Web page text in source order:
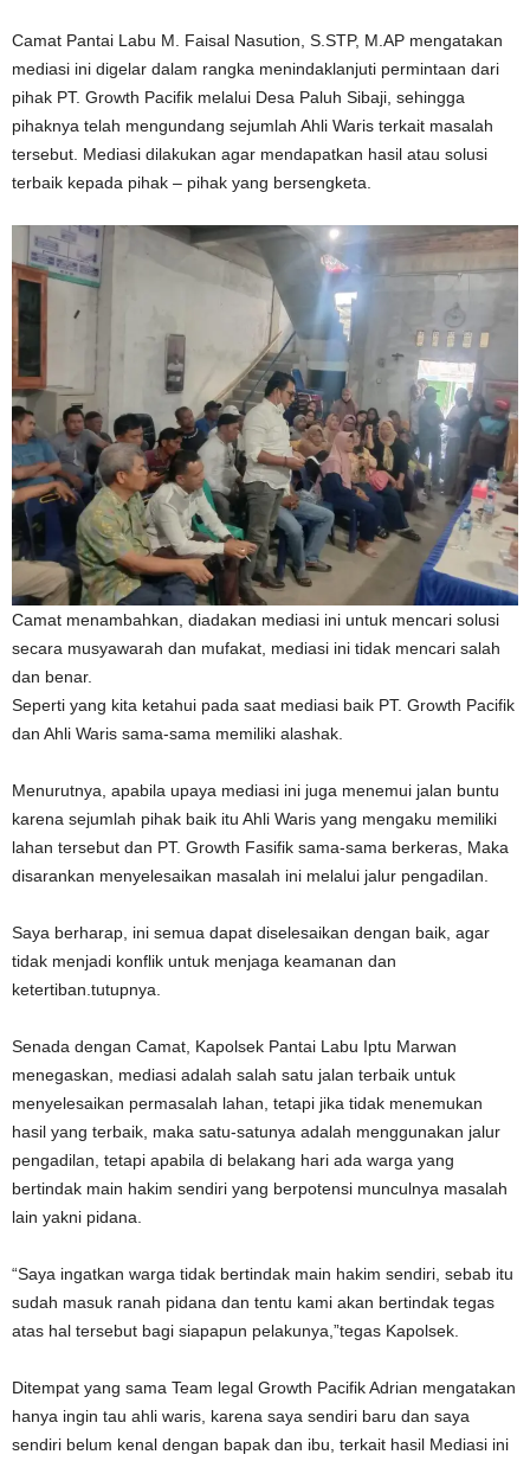
Camat Pantai Labu M. Faisal Nasution, S.STP, M.AP mengatakan
mediasi ini digelar dalam rangka menindaklanjuti permintaan dari
pihak PT. Growth Pacifik melalui Desa Paluh Sibaji, sehingga
pihaknya telah mengundang sejumlah Ahli Waris terkait masalah
tersebut. Mediasi dilakukan agar mendapatkan hasil atau solusi
terbaik kepada pihak – pihak yang bersengketa.
Camat menambahkan, diadakan mediasi ini untuk mencari solusi
secara musyawarah dan mufakat, mediasi ini tidak mencari salah
dan benar.
Seperti yang kita ketahui pada saat mediasi baik PT. Growth Pacifik
dan Ahli Waris sama-sama memiliki alashak.
Menurutnya, apabila upaya mediasi ini juga menemui jalan buntu
karena sejumlah pihak baik itu Ahli Waris yang mengaku memiliki
lahan tersebut dan PT. Growth Fasifik sama-sama berkeras, Maka
disarankan menyelesaikan masalah ini melalui jalur pengadilan.
Saya berharap, ini semua dapat diselesaikan dengan baik, agar
tidak menjadi konflik untuk menjaga keamanan dan
ketertiban.tutupnya.
Senada dengan Camat, Kapolsek Pantai Labu Iptu Marwan
menegaskan, mediasi adalah salah satu jalan terbaik untuk
menyelesaikan permasalah lahan, tetapi jika tidak menemukan
hasil yang terbaik, maka satu-satunya adalah menggunakan jalur
pengadilan, tetapi apabila di belakang hari ada warga yang
bertindak main hakim sendiri yang berpotensi munculnya masalah
lain yakni pidana.
“Saya ingatkan warga tidak bertindak main hakim sendiri, sebab itu
sudah masuk ranah pidana dan tentu kami akan bertindak tegas
atas hal tersebut bagi siapapun pelakunya,”tegas Kapolsek.
Ditempat yang sama Team legal Growth Pacifik Adrian mengatakan
hanya ingin tau ahli waris, karena saya sendiri baru dan saya
sendiri belum kenal dengan bapak dan ibu, terkait hasil Mediasi ini